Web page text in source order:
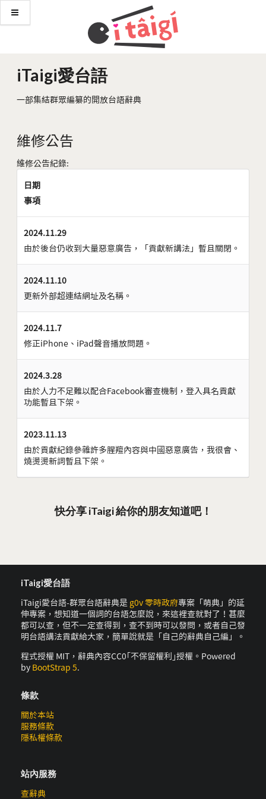
iTaigi愛台語
一部集結群眾編纂的開放台語辭典
維修公告
維修公告紀錄:
日期
事項
2024.11.29
由於後台仍收到大量惡意廣告，「貢獻新講法」暫且關閉。
2024.11.10
更新外部超連結網址及名稱。
2024.11.7
修正iPhone、iPad聲音播放問題。
2024.3.28
由於人力不足難以配合Facebook審查機制，登入具名貢獻
功能暫且下架。
2023.11.13
由於貢獻紀錄參雜許多腥羶內容與中國惡意廣告，我很會、
燒燙燙新詞暫且下架。
快分享 iTaigi 給你的朋友知道吧！
iTaigi愛台語
iTaigi愛台語-群眾台語辭典是 g0v 零時政府專案「萌典」的延
伸專案，想知道一個詞的台語怎麼說，來這裡查就對了！甚麼
都可以查，但不一定查得到，查不到時可以發問，或者自己發
明台語講法貢獻給大家，簡單說就是「自己的辭典自己編」。
程式授權 MIT，辭典內容CC0｢不保留權利｣授權。Powered
by BootStrap 5.
條款
關於本站
服務條款
隱私權條款
站內服務
查辭典